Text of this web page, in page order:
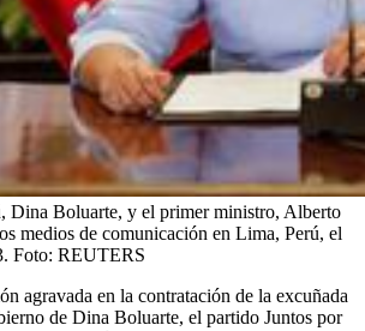
Dina Boluarte, y el primer ministro, Alberto
medios de comunicación en Lima, Perú, el
Foto: REUTERS
agravada en la contratación de la excuñada
de Dina Boluarte, el partido Juntos por